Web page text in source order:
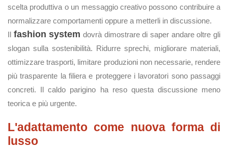
scelta produttiva o un messaggio creativo possono contribuire a
normalizzare comportamenti oppure a metterli in discussione.
Il fashion system dovrà dimostrare di saper andare oltre gli
slogan sulla sostenibilità. Ridurre sprechi, migliorare materiali,
ottimizzare trasporti, limitare produzioni non necessarie, rendere
più trasparente la filiera e proteggere i lavoratori sono passaggi
concreti. Il caldo parigino ha reso questa discussione meno
teorica e più urgente.
L'adattamento come nuova forma di
lusso